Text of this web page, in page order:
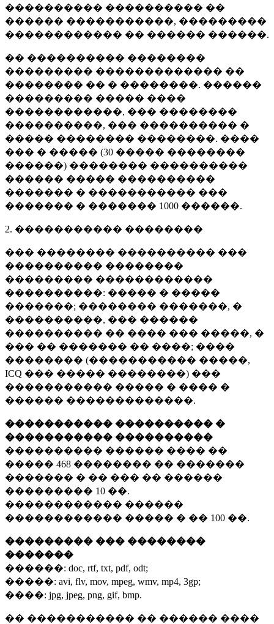
���������� ���������� ��
������ �����������, ���������
������������ �� ������ ������.
�� ���������� ��������
��������� ������������� ��
�������� �� � ��������. ������
��������� ����� ����
������������, ��� ��������
����������, ��� ���������� �
����� �������� ��������. ����
��� � ����� (30 ����� ��������
������) �������� ����������
������ ����� ����������
������� � ����������� ���
������� � ������� 1000 ������.
2. ����������� ��������
��� �������� ���������� ���
���������� ��������
��������� ������������
����������: ����� � �����
�������; �������� �������, �
����������, ��� ������
���������� �� ���� ��� �����, �
��� �� ������� �� ����; ����
�������� (����������� �����,
ICQ ��� ����� ��������) ���
����������� ����� � ���� �
������ �������������.
����������� ���������� �
����������� ����������
���������� ������ ���� ��
����� 468 �������� �� �������
������� � �� ��� �� ������
��������� 10 ��.
������������ ������
������������ ����� � �� 100 ��.
��������� ��� ��������
�������
������: doc, rtf, txt, pdf, odt;
�����: avi, flv, mov, mpeg, wmv, mp4, 3gp;
����: jpg, jpeg, png, gif, bmp.
�� ����������� �� ������ ����